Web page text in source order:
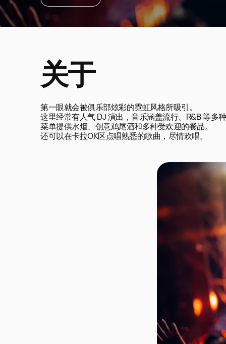
关于
第一眼就会被俱乐部炫彩的霓虹风格所吸引。
这里经常有人气 DJ 演出，音乐涵盖流行、R&B 等多
菜单提供水烟、创意鸡尾酒和多种受欢迎的餐品。
还可以在卡拉OK区点唱熟悉的歌曲，尽情欢唱。